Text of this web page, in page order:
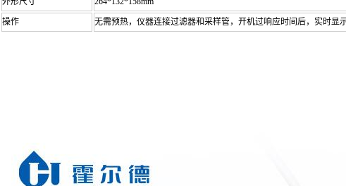
操作 无需预热，仪器连接过滤器和采样管，开机过响应时间后，实时显